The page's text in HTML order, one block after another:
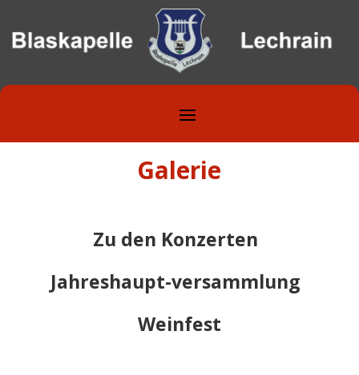
Galerie
Zu den Konzerten
Jahreshaupt-versammlung
Weinfest